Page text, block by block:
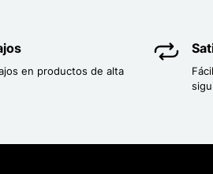
en productos de alta